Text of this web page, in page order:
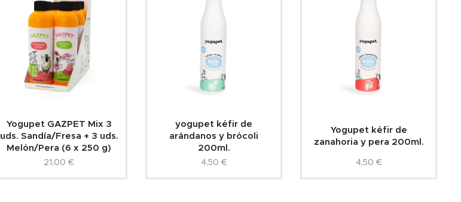
Yogupet GAZPET Mix 3
uds. Sandía/Fresa + 3 uds.
Melón/Pera (6 x 250 g)
21,00 €
yogupet kéfir de
arándanos y brócoli
200ml.
4,50 €
Yogupet kéfir de
zanahoria y pera 200ml.
4,50 €